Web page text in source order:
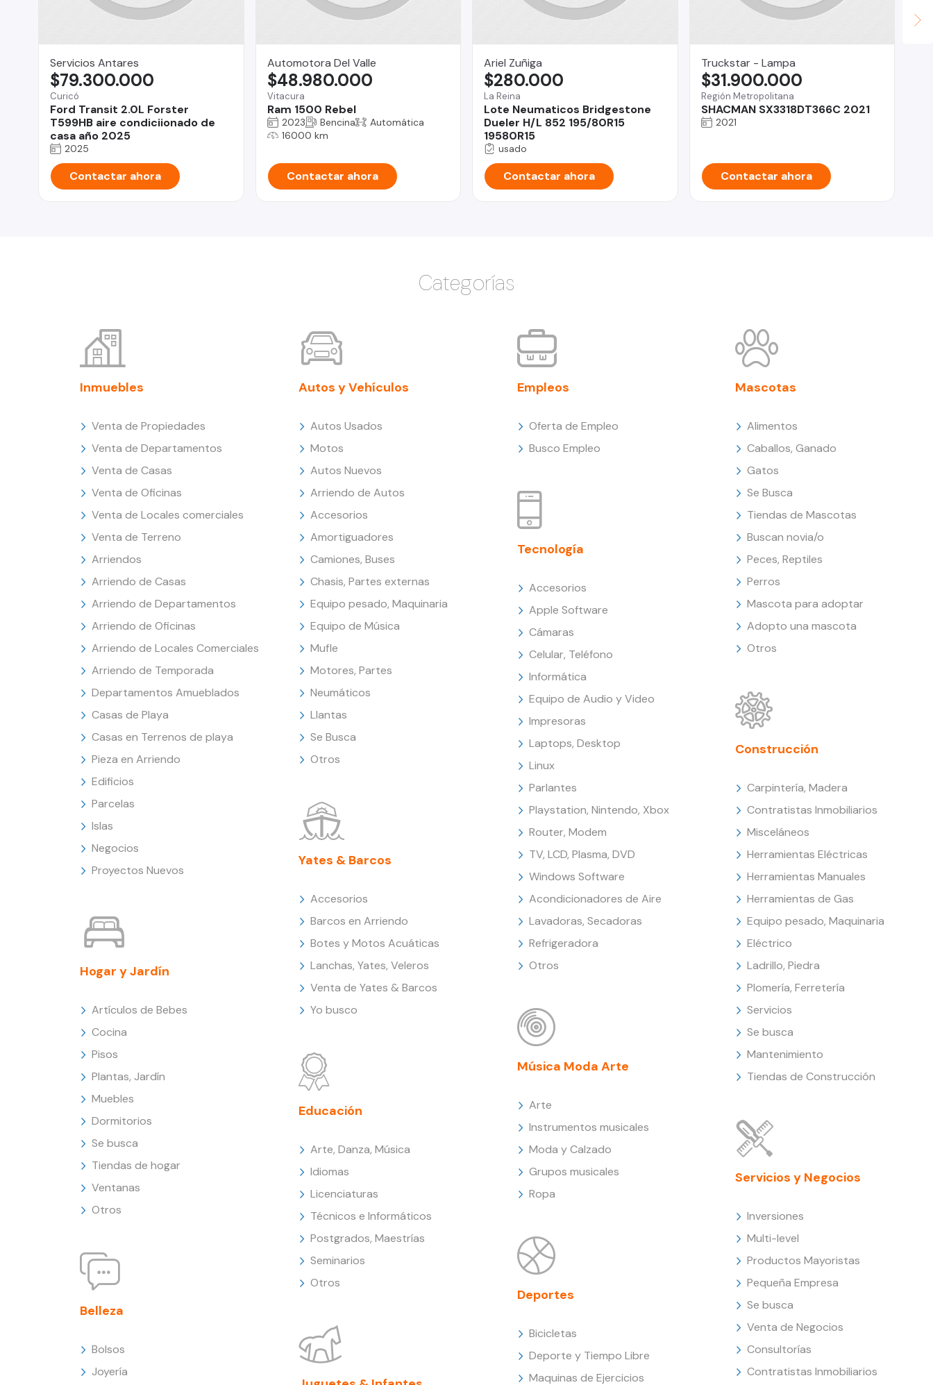
Servicios Antares
Curicó
Ford Transit 2.0L Forster
T599HB aire condiciionado de
casa año 2025
$79.300.000
2025
Contactar ahora
Automotora Del Valle
Vitacura
Ram 1500 Rebel
$48.980.000
2023 Bencina
Automática
16000 km
Contactar ahora
Ariel Zuñiga
La Reina
Lote Neumaticos Bridgestone
Dueler H/L 852 195/80R15
19580R15
$280.000
usado
Contactar ahora
Truckstar - Lampa
Región Metropolitana
SHACMAN SX3318DT366C 2021
$31.900.000
2021
Contactar ahora
Categorías
Inmuebles
Venta de Propiedades
Venta de Departamentos
Venta de Casas
Venta de Oficinas
Venta de Locales comerciales
Venta de Terreno
Arriendos
Arriendo de Casas
Arriendo de Departamentos
Arriendo de Oficinas
Arriendo de Locales Comerciales
Arriendo de Temporada
Departamentos Amueblados
Casas de Playa
Casas en Terrenos de playa
Pieza en Arriendo
Edificios
Parcelas
Islas
Negocios
Proyectos Nuevos
Hogar y Jardín
Artículos de Bebes
Cocina
Pisos
Plantas, Jardín
Muebles
Dormitorios
Se busca
Tiendas de hogar
Ventanas
Otros
Belleza
Bolsos
Joyería
Autos y Vehículos
Autos Usados
Motos
Autos Nuevos
Arriendo de Autos
Accesorios
Amortiguadores
Camiones, Buses
Chasis, Partes externas
Equipo pesado, Maquinaria
Equipo de Música
Mufle
Motores, Partes
Neumáticos
Llantas
Se Busca
Otros
Yates & Barcos
Accesorios
Barcos en Arriendo
Botes y Motos Acuáticas
Lanchas, Yates, Veleros
Venta de Yates & Barcos
Yo busco
Educación
Arte, Danza, Música
Idiomas
Licenciaturas
Técnicos e Informáticos
Postgrados, Maestrías
Seminarios
Otros
Empleos
Oferta de Empleo
Busco Empleo
Tecnología
Accesorios
Apple Software
Cámaras
Celular, Teléfono
Informática
Equipo de Audio y Video
Impresoras
Laptops, Desktop
Linux
Parlantes
Playstation, Nintendo, Xbox
Router, Modem
TV, LCD, Plasma, DVD
Windows Software
Acondicionadores de Aire
Lavadoras, Secadoras
Refrigeradora
Otros
Música Moda Arte
Arte
Instrumentos musicales
Moda y Calzado
Grupos musicales
Ropa
Deportes
Bicicletas
Deporte y Tiempo Libre
Maquinas de Ejercicios
Mascotas
Alimentos
Caballos, Ganado
Gatos
Se Busca
Tiendas de Mascotas
Buscan novia/o
Peces, Reptiles
Perros
Mascota para adoptar
Adopto una mascota
Otros
Construcción
Carpintería, Madera
Contratistas Inmobiliarios
Misceláneos
Herramientas Eléctricas
Herramientas Manuales
Herramientas de Gas
Equipo pesado, Maquinaria
Eléctrico
Ladrillo, Piedra
Plomería, Ferretería
Servicios
Se busca
Mantenimiento
Tiendas de Construcción
Servicios y Negocios
Inversiones
Multi-level
Productos Mayoristas
Pequeña Empresa
Se busca
Venta de Negocios
Consultorías
Contratistas Inmobiliarios